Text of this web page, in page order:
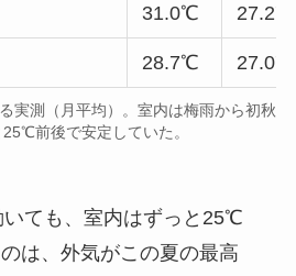
31.0℃ 27.2℃
28.7℃ 27.0℃
実測（月平均）。室内は梅雨から初秋
前後で安定していた。
ても、室内はずっと25℃
は、外気がこの夏の最高